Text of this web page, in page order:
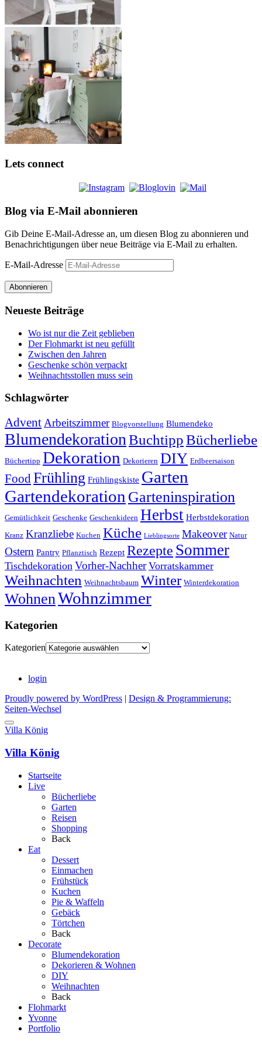
Lets connect
Blog via E-Mail abonnieren
Gib Deine E-Mail-Adresse an, um diesen Blog zu abonnieren und
Benachrichtigungen über neue Beiträge via E-Mail zu erhalten.
E-Mail-Adresse
Abonnieren
Neueste Beiträge
Wo ist nur die Zeit geblieben
Der Flohmarkt ist neu gefüllt
Zwischen den Jahren
Geschenke schön verpackt
Weihnachtsstollen muss sein
Schlagwörter
Advent Arbeitszimmer Blogvorstellung Blumendeko
Blumendekoration BuchtippBücherliebe
Büchertipp Dekoration Dekorieren DIY Erdbeersaison
FoodFrühling Frühlingskiste Garten
Gartendekoration Garteninspiration
Gemütlichkeit Geschenke Geschenkideen Herbst Herbstdekoration
Kranz Kranzliebe Kuchen Küche Lieblingsorte Makeover Natur
Ostern Pantry Pflanztisch Rezept Rezepte Sommer
Tischdekoration Vorher-Nachher Vorratskammer
Weihnachten Weihnachtsbaum Winter Winterdekoration
WohnenWohnzimmer
Kategorien
Kategorien
login
Proudly powered by WordPress
Design & Programmierung:
Seiten-Wechsel
Villa König
Villa König
Startseite
Live
Bücherliebe
Garten
Reisen
Shopping
Back
Eat
Dessert
Einmachen
Frühstück
Kuchen
Pie & Waffeln
Gebäck
Törtchen
Back
Decorate
Blumendekoration
Dekorieren & Wohnen
DIY
Weihnachten
Back
Flohmarkt
Yvonne
Portfolio